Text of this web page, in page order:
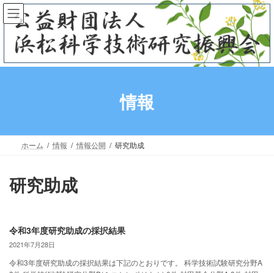
コ
ン
へ
ナ
ビ
ョ
情報
ホーム 情報 情報公開 研究助成
研究助成
令和3年度研究助成の採択結果
2021年7月28日
令和3年度研究助成の採択結果は下記のとおりです。 科学技術試験研究分野A